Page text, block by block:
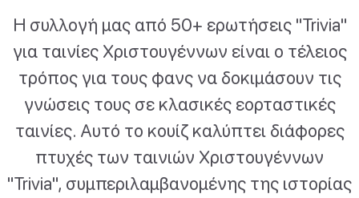
Η συλλογή μας από 50+ ερωτήσεις "Trivia"
για ταινίες Χριστουγέννων είναι ο τέλειος
τρόπος για τους φανς να δοκιμάσουν τις
γνώσεις τους σε κλασικές εορταστικές
ταινίες. Αυτό το κουίζ καλύπτει διάφορες
πτυχές των ταινιών Χριστουγέννων
"Trivia", συμπεριλαμβανομένης της ιστορίας